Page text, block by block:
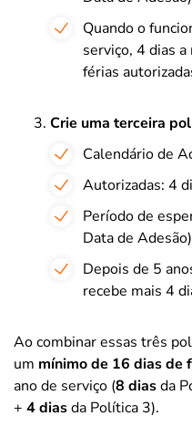
Quando o
serviço, 4 dias a
férias
Crie uma terceira
Calendário de
Autorizadas: 4
Período de
Data de Adesão)
Depois de 5
recebe mais 4
Ao combinar essas três
um mínimo de 16 dias de
ano de serviço (8 diasda
+ 4 diasda Política 3).